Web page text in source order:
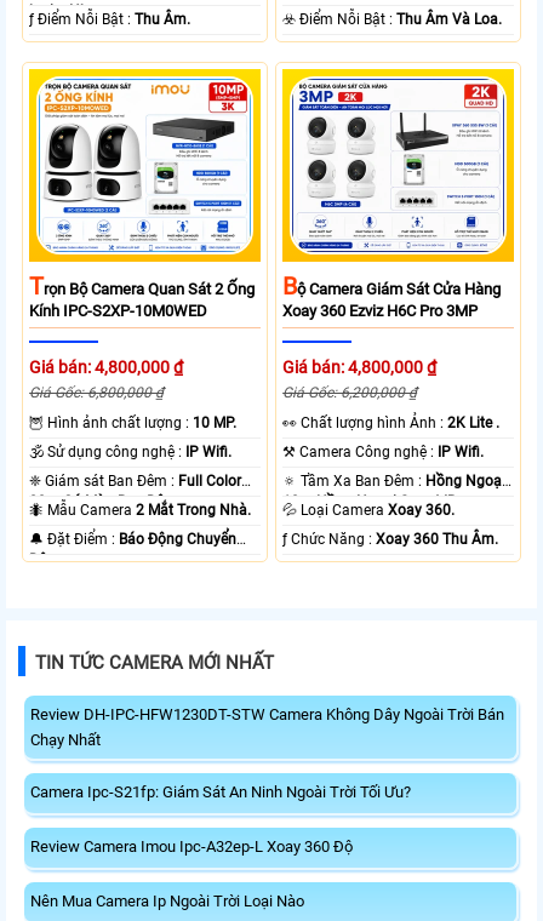
loại + Nhựa.
️ƒ Điểm Nỗi Bật :Thu Âm.
️☣️ Điểm Nỗi Bật :Thu Âm Và Loa.
TRọn Bộ Camera Quan Sát 2 Ống
Kính IPC-S2XP-10M0WED
Giá bán: 4,800,000 ₫
Giá Gốc: 6,800,000 ₫
🦉 Hình ảnh chất lượng : 10 MP.
🕉️ Sử dụng công nghệ : IP Wifi.
❈ Giám sát Ban Đêm : Full Color
20m Có Màu Ban Ðêm.
🐜 Mẫu Camera2 Mắt Trong Nhà.
️🔔 Đặt Điểm : Báo Động Chuyển
Động.
BỘ Camera Giám Sát Cửa Hàng
Xoay 360 Ezviz H6C Pro 3MP
Giá bán: 4,800,000 ₫
Giá Gốc: 6,200,000 ₫
️👀 Chất lượng hình Ảnh :2K Lite .
⚒ Camera Công nghệ : IP Wifi.
🔅 Tầm Xa Ban Đêm : Hồng Ngoại
10m Hồng Ngoại Smart IR.
💦 Loại CameraXoay 360.
️ƒ Chức Năng :Xoay 360 Thu Âm.
TIN TỨC CAMERA MỚI NHẤT
Review DH-IPC-HFW1230DT-STW Camera Không Dây Ngoài Trời Bán
Chạy Nhất
Camera Ipc-S21fp: Giám Sát An Ninh Ngoài Trời Tối Ưu?
Review Camera Imou Ipc-A32ep-L Xoay 360 Độ
Nên Mua Camera Ip Ngoài Trời Loại Nào